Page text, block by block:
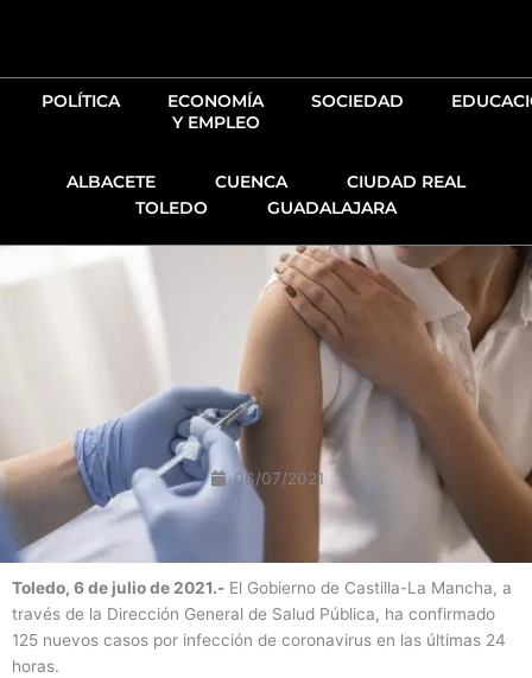
POLÍTICA
ECONOMÍA
Y EMPLEO
SOCIEDAD
ALBACETE CUENCA
CIUDAD REAL
TOLEDO
GUADALAJARA
06/07/2021
Toledo, 6 de julio de 2021.- El Gobierno de Castilla-La Mancha, a
través de la Dirección General de Salud Pública, ha confirmado
125 nuevos casos por infección de coronavirus en las últimas 24
horas.